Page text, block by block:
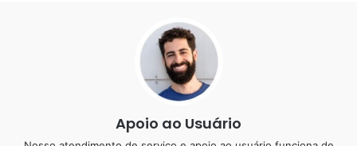
É um material natural obtido a partir da calcinação
do minério de gipsita, que resulta em um pó branco que,
quando misturado com água, endurece rapidamente.
Apoio ao Usuário